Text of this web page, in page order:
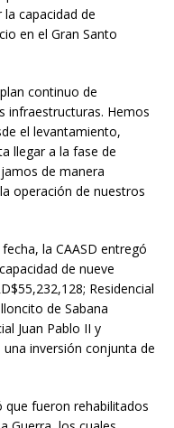
la capacidad de
en el Gran Santo
continuo de
infraestructuras. Hemos
el levantamiento,
llegar a la fase de
de manera
operación de nuestros
la CAASD entregó
de nueve
Residencial
de Sabana
Juan Pablo II y
una inversión conjunta de
que fueron rehabilitados